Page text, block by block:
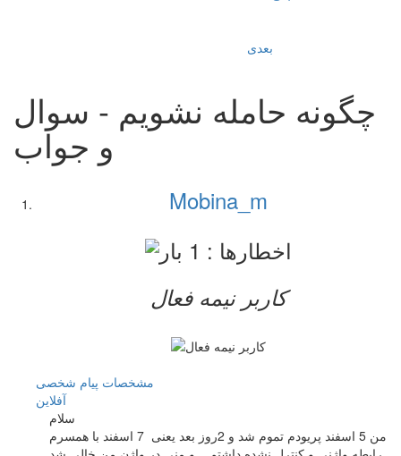
بعدی
چگونه حامله نشویم - سوال
و جواب
Mobina_m
کاربر نيمه فعال
مشخصات پیام شخصی
آفلاين
سلام
من 5 اسفند پریودم تموم شد و 2روز بعد یعنی 7 اسفند با همسرم